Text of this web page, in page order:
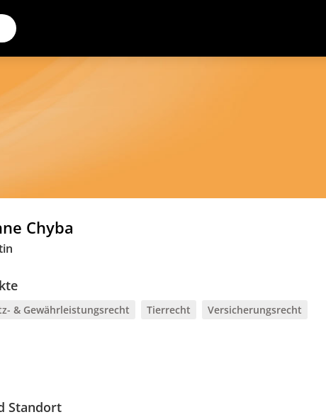
Chyba
& Gewährleistungsrecht Tierrecht Versicherungsrecht
Standort